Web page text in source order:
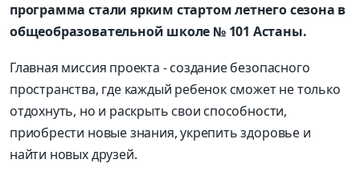
программа стали ярким стартом летнего сезона в
общеобразовательной школе № 101 Астаны.
Главная миссия проекта - создание безопасного
пространства, где каждый ребенок сможет не только
отдохнуть, но и раскрыть свои способности,
приобрести новые знания, укрепить здоровье и
найти новых друзей.